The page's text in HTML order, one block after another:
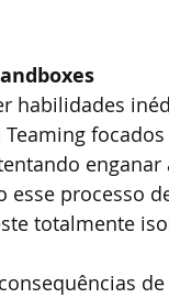
habilidades
enganar
processo
totalmente